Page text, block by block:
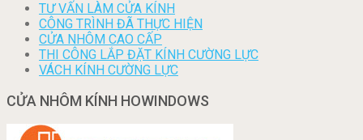
TƯ VẤN LÀM CỬA KÍNH
CÔNG TRÌNH ĐÃ THỰC HIỆN
CỬA NHÔM CAO CẤP
THI CÔNG LẮP ĐẶT KÍNH CƯỜNG LỰC
VÁCH KÍNH CƯỜNG LỰC
CỬA NHÔM KÍNH HOWINDOWS